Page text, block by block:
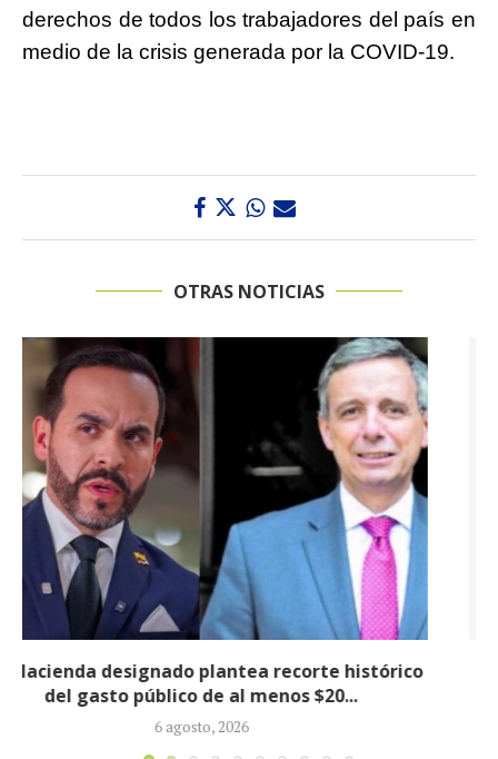
derechos de todos los trabajadores del país en
medio de la crisis generada por la COVID-19.
OTRAS NOTICIAS
Informe revela que grupos armados ilegales
crecieron 90 % durante la política...
5 agosto, 2026